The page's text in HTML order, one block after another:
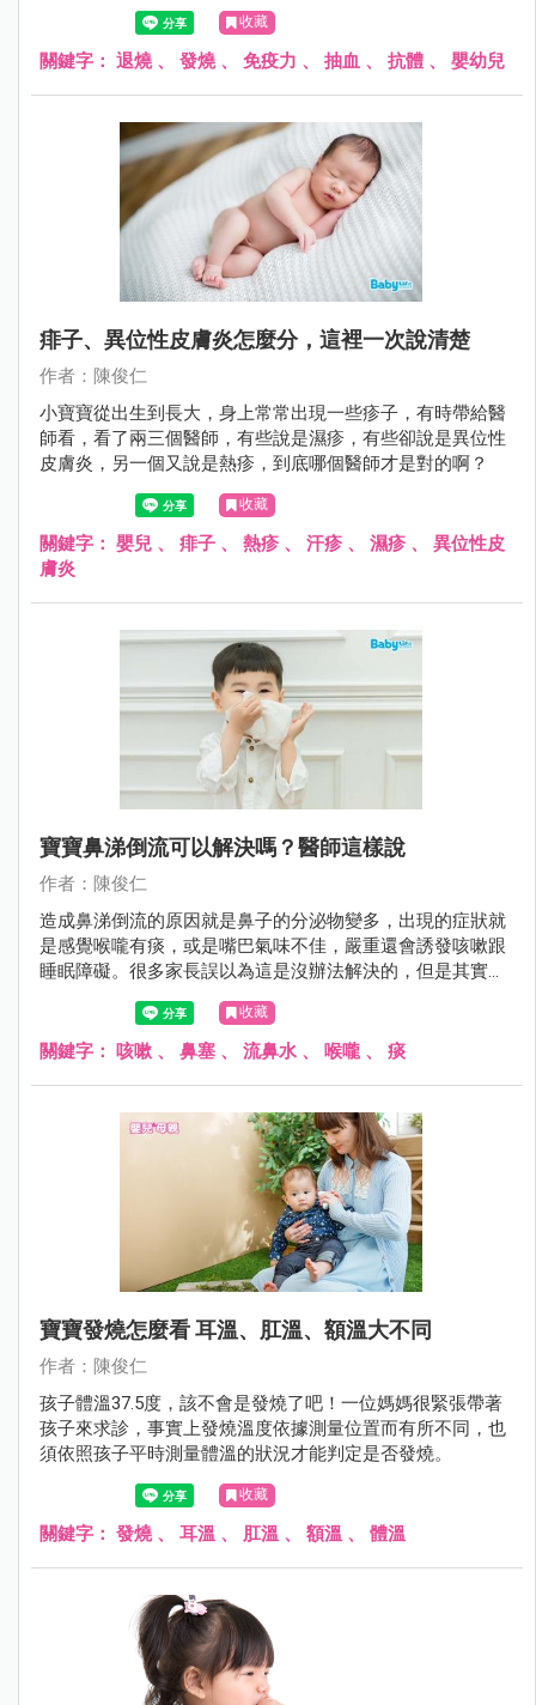
流感疫苗以後，隨機分成兩組，一組四到六小時吃退燒藥，
一組完全都不吃退燒藥，之後抽血檢驗身體產生的抗體量，
發現不管有沒有吃退燒藥，兩組兒童產生的抗體數量並沒有
收藏
關鍵字： 退燒、 發燒、 免疫力 、 抽血 、 抗體 、 嬰幼兒
痱子、異位性皮膚炎怎麼分，這裡一次說清楚
作者：陳俊仁
小寶寶從出生到長大，身上常常出現一些疹子，有時帶給醫
師看，看了兩三個醫師，有些說是濕疹，有些卻說是異位性
皮膚炎，另一個又說是熱疹，到底哪個醫師才是對的啊？
收藏
關鍵字： 嬰兒 、 痱子 、 熱疹 、 汗疹 、 濕疹 、 異位性皮
膚炎
寶寶鼻涕倒流可以解決嗎？醫師這樣說
作者：陳俊仁
造成鼻涕倒流的原因就是鼻子的分泌物變多，出現的症狀就
是感覺喉嚨有痰，或是嘴巴氣味不佳，嚴重還會誘發咳嗽跟
睡眠障礙。很多家長誤以為這是沒辦法解決的，但是其實可
收藏
關鍵字： 咳嗽 、 鼻塞 、 流鼻水 、 喉嚨、 痰
寶寶發燒怎麼看 耳溫、肛溫、額溫大不同
作者：陳俊仁
孩子體溫37.5度，該不會是發燒了吧！一位媽媽很緊張帶著
孩子來求診，事實上發燒溫度依據測量位置而有所不同，也
須依照孩子平時測量體溫的狀況才能判定是否發燒。
收藏
關鍵字： 發燒、 耳溫 、 肛溫 、 額溫 、 體溫